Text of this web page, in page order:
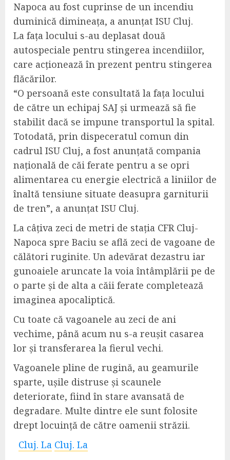
Napoca au fost cuprinse de un incendiu
duminică dimineața, a anunțat ISU Cluj.
La fața locului s-au deplasat două
autospeciale pentru stingerea incendiilor,
care acționează în prezent pentru stingerea
flăcărilor.
“O persoană este consultată la fața locului
de către un echipaj SAJ și urmează să fie
stabilit dacă se impune transportul la spital.
Totodată, prin dispeceratul comun din
cadrul ISU Cluj, a fost anunțată compania
națională de căi ferate pentru a se opri
alimentarea cu energie electrică a liniilor de
înaltă tensiune situate deasupra garniturii
de tren”, a anunțat ISU Cluj.
La câțiva zeci de metri de stația CFR Cluj-
Napoca spre Baciu se află zeci de vagoane de
călători ruginite. Un adevărat dezastru iar
gunoaiele aruncate la voia întâmplării pe de
o parte și de alta a căii ferate completează
imaginea apocaliptică.
Cu toate că vagoanele au zeci de ani
vechime, până acum nu s-a reușit casarea
lor și transferarea la fierul vechi.
Vagoanele pline de rugină, au geamurile
sparte, ușile distruse și scaunele
deteriorate, fiind în stare avansată de
degradare. Multe dintre ele sunt folosite
drept locuință de către oamenii străzii.
Cluj. La Cluj. La